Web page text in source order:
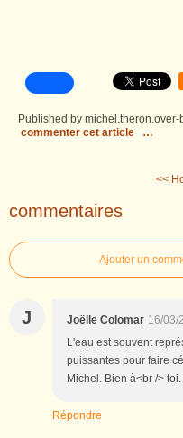
Published by michel.theron.over-
commenter cet article
…
<<
commentaires
Ajouter un
J Joëlle Colomar 16/03/
L'eau est souvent
puissantes pour faire
Michel. Bien à<br />
Répondre